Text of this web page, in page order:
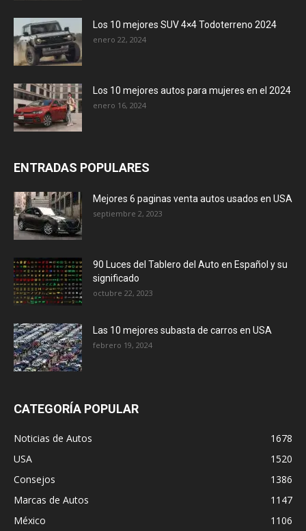
Los 10 mejores SUV 4×4 Todoterreno 2024
enero 22, 2024
Los 10 mejores autos para mujeres en el 2024
enero 16, 2024
ENTRADAS POPULARES
Mejores 6 paginas venta autos usados en USA
septiembre 2, 2023
90 Luces del Tablero del Auto en Español y su
significado
octubre 22, 2023
Las 10 mejores subasta de carros en USA
febrero 19, 2024
CATEGORÍA POPULAR
Noticias de Autos
1678
USA
1520
Consejos
1386
Marcas de Autos
1147
México
1106